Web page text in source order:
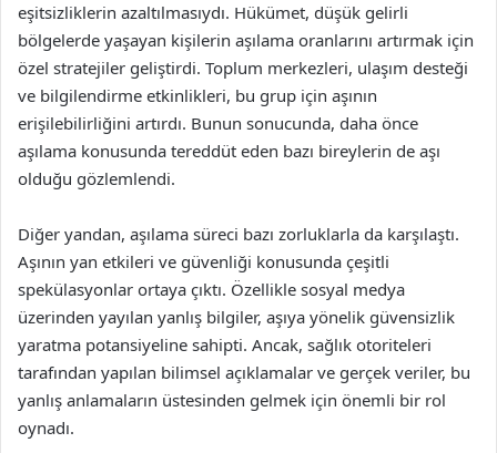
eşitsizliklerin azaltılmasıydı. Hükümet, düşük gelirli
bölgelerde yaşayan kişilerin aşılama oranlarını artırmak için
özel stratejiler geliştirdi. Toplum merkezleri, ulaşım desteği
ve bilgilendirme etkinlikleri, bu grup için aşının
erişilebilirliğini artırdı. Bunun sonucunda, daha önce
aşılama konusunda tereddüt eden bazı bireylerin de aşı
olduğu gözlemlendi.
Diğer yandan, aşılama süreci bazı zorluklarla da karşılaştı.
Aşının yan etkileri ve güvenliği konusunda çeşitli
spekülasyonlar ortaya çıktı. Özellikle sosyal medya
üzerinden yayılan yanlış bilgiler, aşıya yönelik güvensizlik
yaratma potansiyeline sahipti. Ancak, sağlık otoriteleri
tarafından yapılan bilimsel açıklamalar ve gerçek veriler, bu
yanlış anlamaların üstesinden gelmek için önemli bir rol
oynadı.